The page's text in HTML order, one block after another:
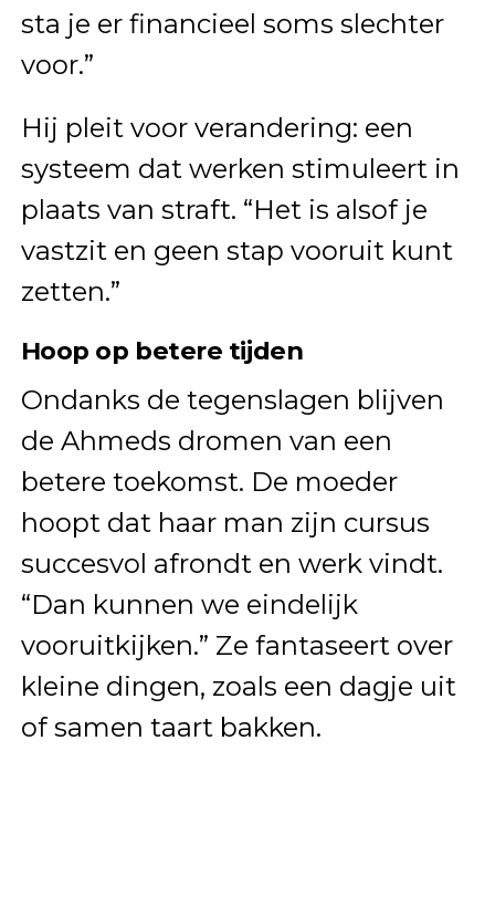
sta je er financieel soms slechter
voor.”
Hij pleit voor verandering: een
systeem dat werken stimuleert in
plaats van straft. “Het is alsof je
vastzit en geen stap vooruit kunt
zetten.”
Hoop op betere tijden
Ondanks de tegenslagen blijven
de Ahmeds dromen van een
betere toekomst. De moeder
hoopt dat haar man zijn cursus
succesvol afrondt en werk vindt.
“Dan kunnen we eindelijk
vooruitkijken.” Ze fantaseert over
kleine dingen, zoals een dagje uit
of samen taart bakken.